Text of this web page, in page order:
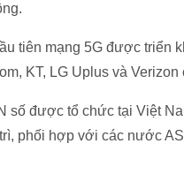
tiên mạng 5G được triển
KT, LG Uplus và Verizon
số được tổ chức tại Việt
phối hợp với các nước